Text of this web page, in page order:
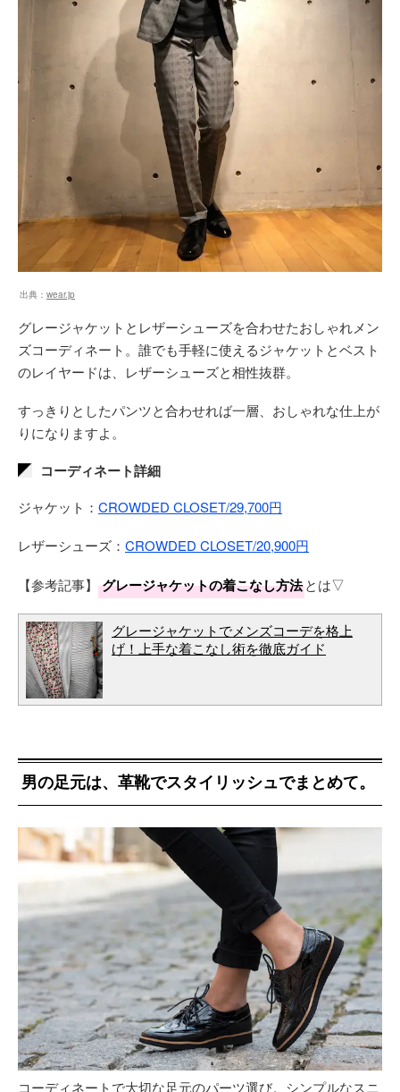
出典： wear.jp
グレージャケットとレザーシューズを合わせたおしゃれメン
ズコーディネート。誰でも手軽に使えるジャケットとベスト
のレイヤードは、レザーシューズと相性抜群。
すっきりとしたパンツと合わせれば一層、おしゃれな仕上が
りになりますよ。
コーディネート詳細
ジャケット： CROWDED CLOSET/29,700円
レザーシューズ： CROWDED CLOSET/20,900円
【参考記事】 グレージャケットの着こなし方法とは▽
グレージャケットでメンズコーデを格上
げ！上手な着こなし術を徹底ガイド
男の足元は、革靴でスタイリッシュでまとめて。
コーディネートで大切な足元のパーツ選び。シンプルなスニ